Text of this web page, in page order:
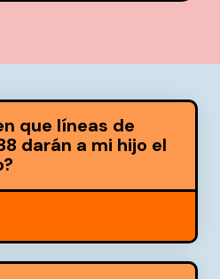
que líneas de
darán a mi hijo el